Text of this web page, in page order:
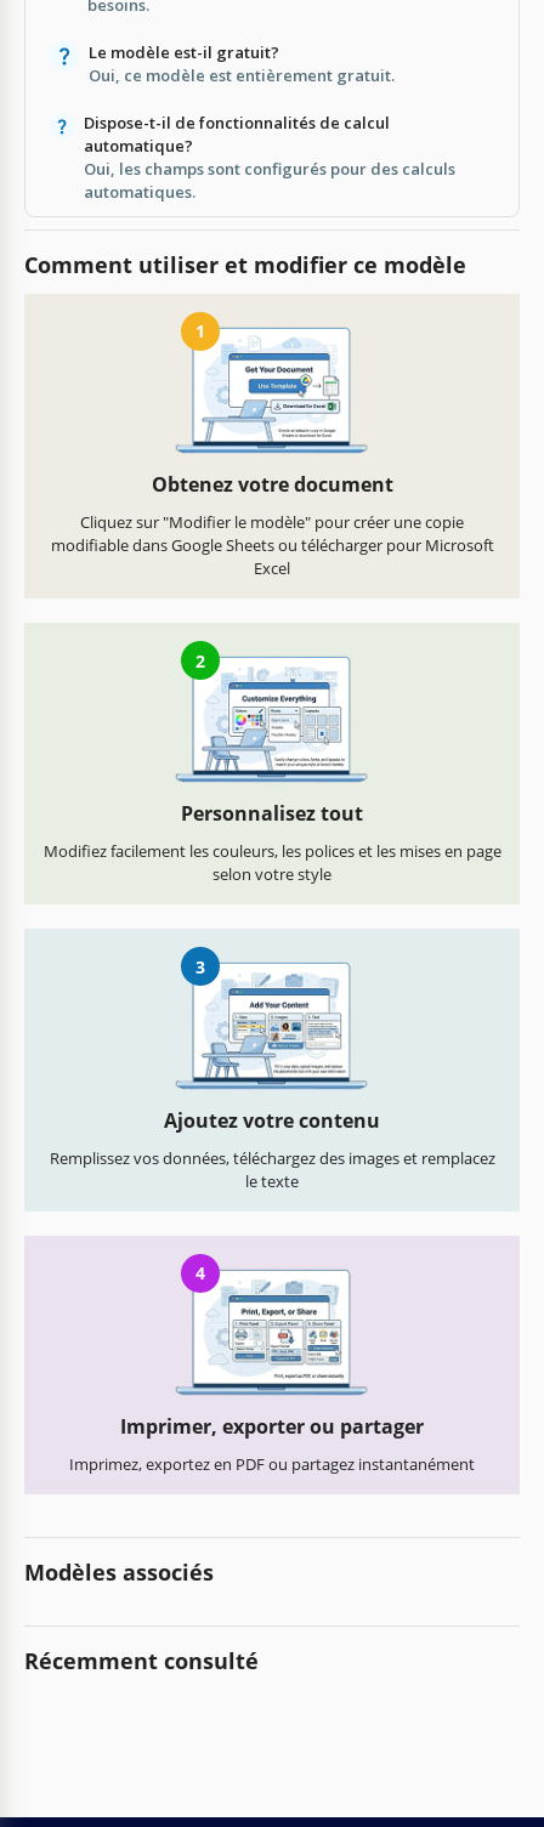
Le modèle est-il gratuit?
Oui, ce modèle est entièrement gratuit.
Dispose-t-il de fonctionnalités de calcul
automatique?
Oui, les champs sont configurés pour des calculs
automatiques.
Comment utiliser et modifier ce modèle
1
Obtenez votre document
Cliquez sur "Modifier le modèle" pour créer une copie
modifiable dans Google Sheets ou télécharger pour Microsoft
Excel
2
Personnalisez tout
Modifiez facilement les couleurs, les polices et les mises en page
selon votre style
3
Ajoutez votre contenu
Remplissez vos données, téléchargez des images et remplacez
le texte
4
Imprimer, exporter ou partager
Imprimez, exportez en PDF ou partagez instantanément
Modèles associés
Récemment consulté